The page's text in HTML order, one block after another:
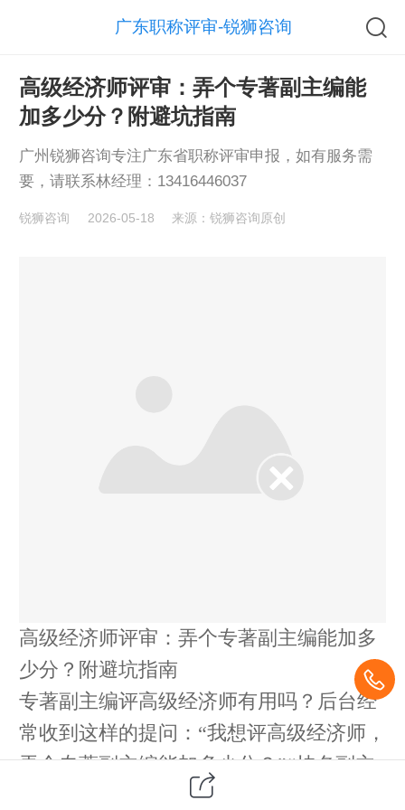
广东职称评审-锐狮咨询
高级经济师评审：弄个专著副主编能
加多少分？附避坑指南
广州锐狮咨询专注广东省职称评审申报，如有服务需
要，请联系林经理：13416446037
锐狮咨询 2026-05-18 来源：锐狮咨询原创
高级经济师评审：弄个专著副主编能加多
少分？附避坑指南
专著副主编评高级经济师有用吗？后台经
常收到这样的提问： “我想评高级经济师，
弄个专著副主编能加多少分？”“挂名副主
编真的可以提高通过率吗？”今天